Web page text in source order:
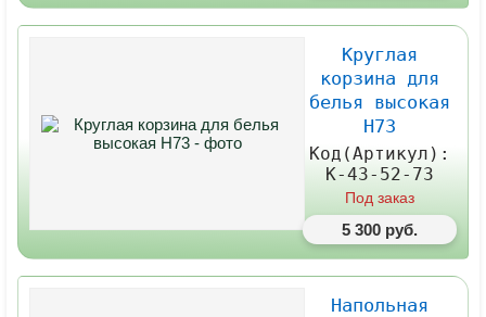
Круглая
корзина для
белья высокая
H73
Код(Артикул):
К-43-52-73
Под заказ
5 300 руб.
Напольная